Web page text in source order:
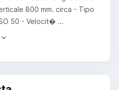
800 mm. circa - Tipo
50 - Velocit� ...